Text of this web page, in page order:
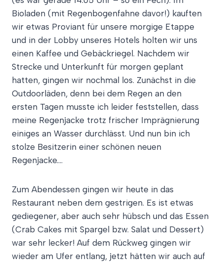
Bioladen (mit Regenbogenfahne davor!) kauften
wir etwas Proviant für unsere morgige Etappe
und in der Lobby unseres Hotels holten wir uns
einen Kaffee und Gebäckriegel. Nachdem wir
Strecke und Unterkunft für morgen geplant
hatten, gingen wir nochmal los. Zunächst in die
Outdoorläden, denn bei dem Regen an den
ersten Tagen musste ich leider feststellen, dass
meine Regenjacke trotz frischer Imprägnierung
einiges an Wasser durchlässt. Und nun bin ich
stolze Besitzerin einer schönen neuen
Regenjacke….
Zum Abendessen gingen wir heute in das
Restaurant neben dem gestrigen. Es ist etwas
gediegener, aber auch sehr hübsch und das Essen
(Crab Cakes mit Spargel bzw. Salat und Dessert)
war sehr lecker! Auf dem Rückweg gingen wir
wieder am Ufer entlang, jetzt hätten wir auch auf